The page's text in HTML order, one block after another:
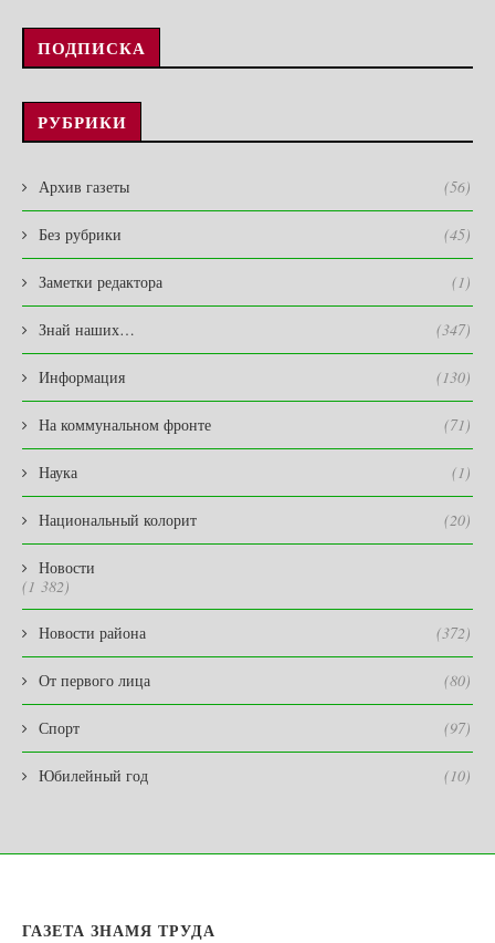
ПОДПИСКА
РУБРИКИ
Архив газеты (56)
Без рубрики (45)
Заметки редактора (1)
Знай наших… (347)
Информация (130)
На коммунальном фронте (71)
Наука (1)
Национальный колорит (20)
Новости
(1 382)
Новости района (372)
От первого лица (80)
Спорт (97)
Юбилейный год (10)
ГАЗЕТА ЗНАМЯ ТРУДА